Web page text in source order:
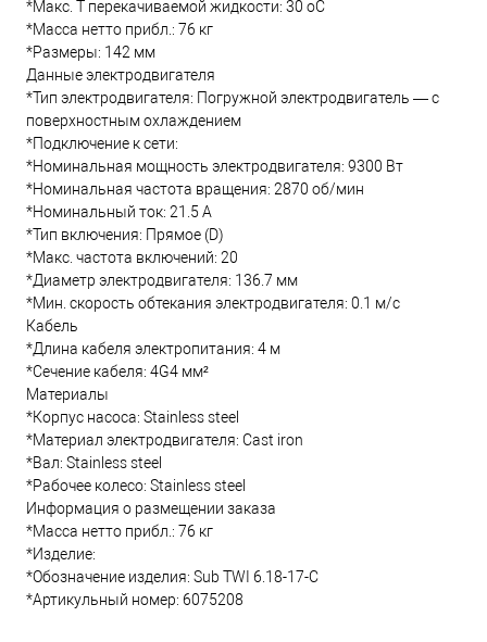
*Макс. T перекачиваемой жидкости: 30 oC
*Масса нетто прибл.: 76 кг
*Размеры: 142 мм
Данные электродвигателя
*Тип электродвигателя: Погружной электродвигатель — с
поверхностным охлаждением
*Подключение к сети:
*Номинальная мощность электродвигателя: 9300 Вт
*Номинальная частота вращения: 2870 об/мин
*Номинальный ток: 21.5 А
*Тип включения: Прямое (D)
*Макс. частота включений: 20
*Диаметр электродвигателя: 136.7 мм
*Мин. скорость обтекания электродвигателя: 0.1 м/с
Кабель
*Длина кабеля электропитания: 4 м
*Сечение кабеля: 4G4 мм²
Материалы
*Корпус насоса: Stainless steel
*Материал электродвигателя: Cast iron
*Вал: Stainless steel
*Рабочее колесо: Stainless steel
Информация о размещении заказа
*Масса нетто прибл.: 76 кг
*Изделие:
*Обозначение изделия: Sub TWI 6.18-17-C
*Артикульный номер: 6075208